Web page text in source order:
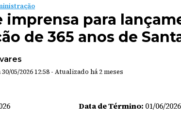
imprensa para
de 365 anos de
30/05/2026 12:58 - Atualizado há 2 meses
Data de Término: 01/06/2026